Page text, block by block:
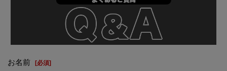
お名前 [必須]